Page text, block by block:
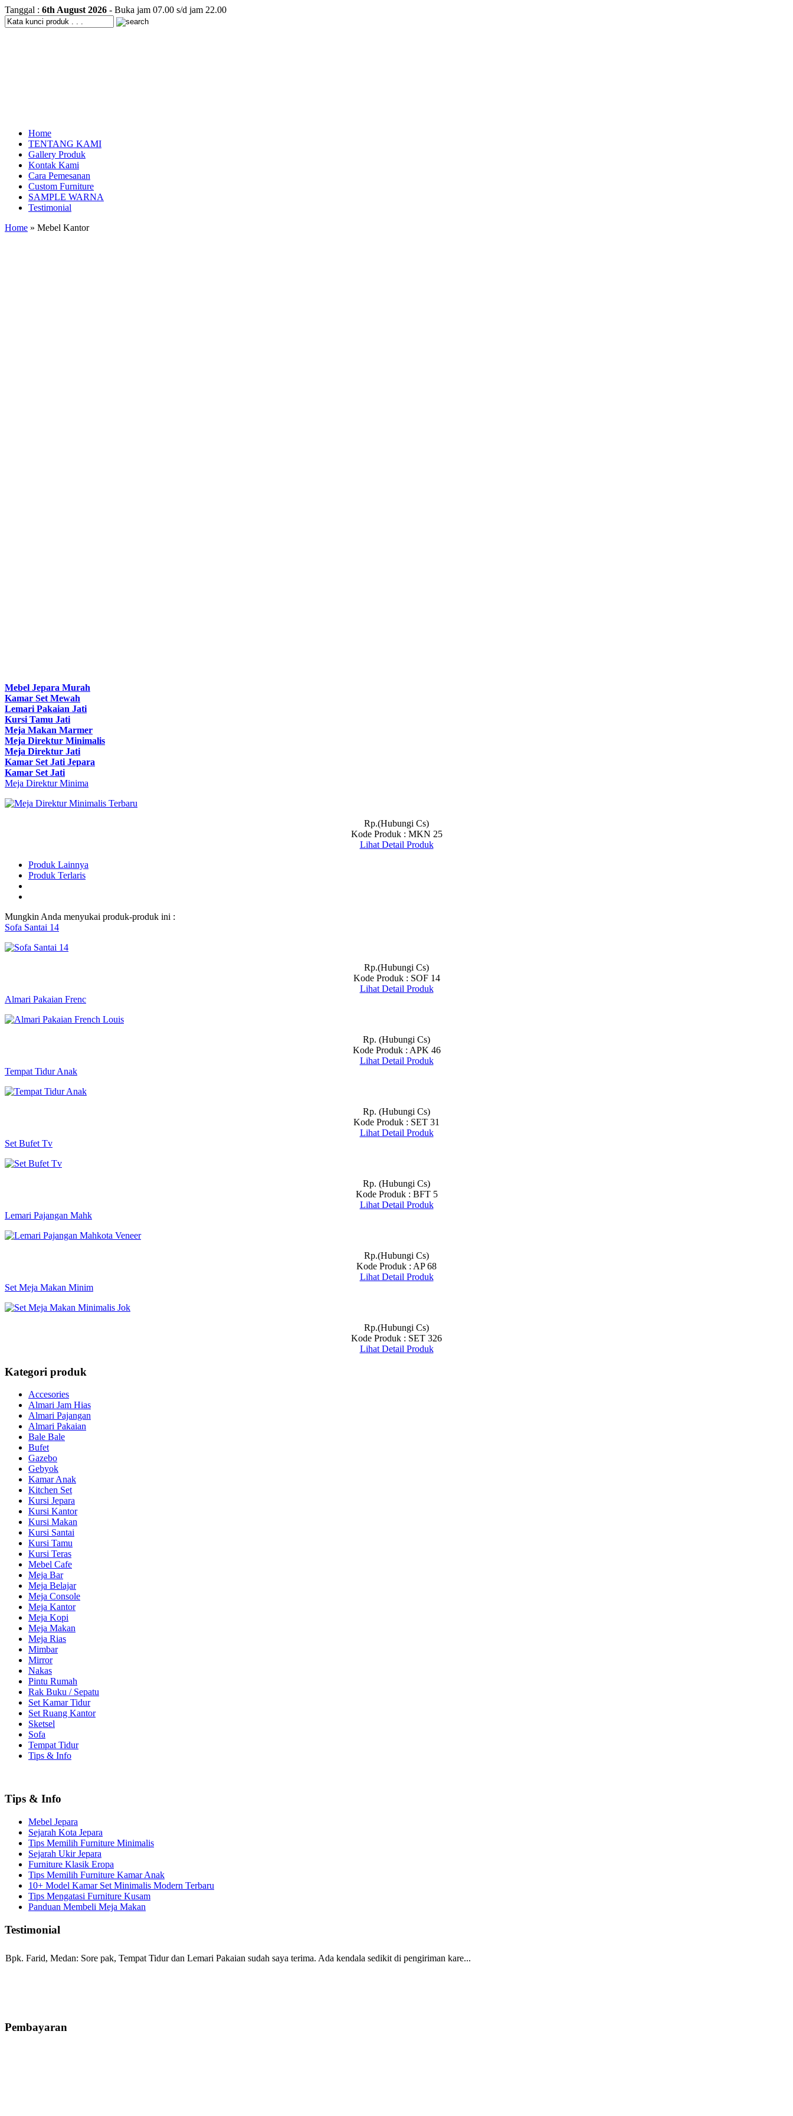
Tanggal : 6th August 2026 - Buka jam 07.00 s/d jam 22.00
Home
TENTANG KAMI
Gallery Produk
Kontak Kami
Cara Pemesanan
Custom Furniture
SAMPLE WARNA
Testimonial
Home » Mebel Kantor
Mebel Jepara Murah
Kamar Set Mewah
Lemari Pakaian Jati
Kursi Tamu Jati
Meja Makan Marmer
Meja Direktur Minimalis
Meja Direktur Jati
Kamar Set Jati Jepara
Kamar Set Jati
Meja Direktur Minima
Rp.(Hubungi Cs)
Kode Produk : MKN 25
Lihat Detail Produk
Produk Lainnya
Produk Terlaris
Mungkin Anda menyukai produk-produk ini :
Sofa Santai 14
Rp.(Hubungi Cs)
Kode Produk : SOF 14
Lihat Detail Produk
Almari Pakaian Frenc
Rp. (Hubungi Cs)
Kode Produk : APK 46
Lihat Detail Produk
Tempat Tidur Anak
Rp. (Hubungi Cs)
Kode Produk : SET 31
Lihat Detail Produk
Set Bufet Tv
Rp. (Hubungi Cs)
Kode Produk : BFT 5
Lihat Detail Produk
Lemari Pajangan Mahk
Rp.(Hubungi Cs)
Kode Produk : AP 68
Lihat Detail Produk
Set Meja Makan Minim
Rp.(Hubungi Cs)
Kode Produk : SET 326
Lihat Detail Produk
Kategori produk
Accesories
Almari Jam Hias
Almari Pajangan
Almari Pakaian
Bale Bale
Bufet
Gazebo
Gebyok
Kamar Anak
Kitchen Set
Kursi Jepara
Kursi Kantor
Kursi Makan
Kursi Santai
Kursi Tamu
Kursi Teras
Mebel Cafe
Meja Bar
Meja Belajar
Meja Console
Meja Kantor
Meja Kopi
Meja Makan
Meja Rias
Mimbar
Mirror
Nakas
Pintu Rumah
Rak Buku / Sepatu
Set Kamar Tidur
Set Ruang Kantor
Sketsel
Sofa
Tempat Tidur
Tips & Info
Tips & Info
Mebel Jepara
Sejarah Kota Jepara
Tips Memilih Furniture Minimalis
Sejarah Ukir Jepara
Furniture Klasik Eropa
Tips Memilih Furniture Kamar Anak
10+ Model Kamar Set Minimalis Modern Terbaru
Tips Mengatasi Furniture Kusam
Panduan Membeli Meja Makan
Testimonial
Bpk. Farid, Medan: Sore pak, Tempat Tidur dan Lemari Pakaian sudah saya terima. Ada kendala sedikit di pengiriman kare...
Pembayaran